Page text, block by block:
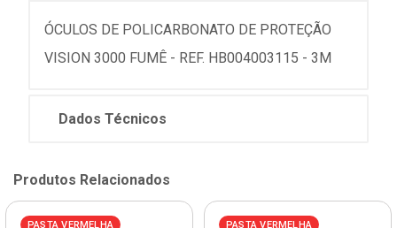
ÓCULOS DE POLICARBONATO DE PROTEÇÃO
VISION 3000 FUMÊ - REF. HB004003115 - 3M
Dados Técnicos
Produtos Relacionados
PASTA VERMELHA PASTA VERMELHA